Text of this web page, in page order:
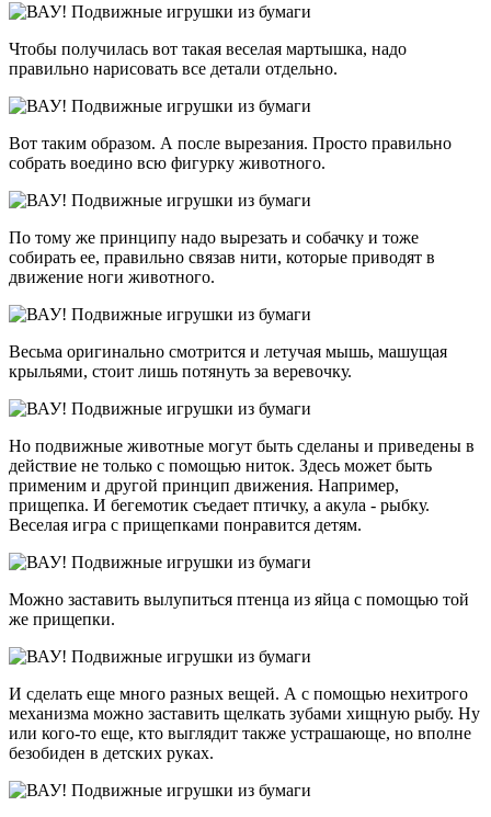
Чтобы получилась вот такая веселая мартышка, надо
правильно нарисовать все детали отдельно.
Вот таким образом. А после вырезания. Просто правильно
собрать воедино всю фигурку животного.
По тому же принципу надо вырезать и собачку и тоже
собирать ее, правильно связав нити, которые приводят в
движение ноги животного.
Весьма оригинально смотрится и летучая мышь, машущая
крыльями, стоит лишь потянуть за веревочку.
Но подвижные животные могут быть сделаны и приведены в
действие не только с помощью ниток. Здесь может быть
применим и другой принцип движения. Например,
прищепка. И бегемотик съедает птичку, а акула - рыбку.
Веселая игра с прищепками понравится детям.
Можно заставить вылупиться птенца из яйца с помощью той
же прищепки.
И сделать еще много разных вещей. А с помощью нехитрого
механизма можно заставить щелкать зубами хищную рыбу. Ну
или кого-то еще, кто выглядит также устрашающе, но вполне
безобиден в детских руках.